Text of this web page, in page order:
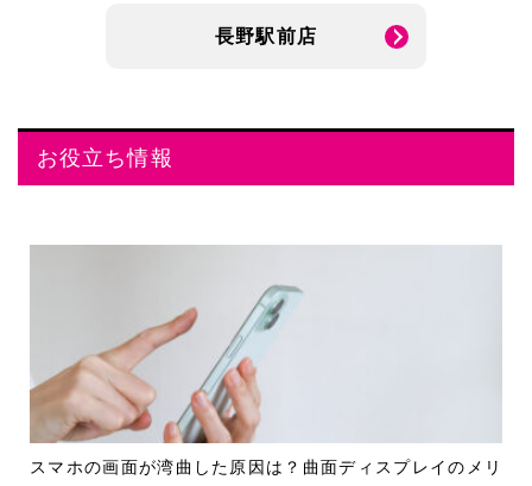
長野駅前店
お役立ち情報
スマホの画面が湾曲した原因は？曲面ディスプレイのメリ